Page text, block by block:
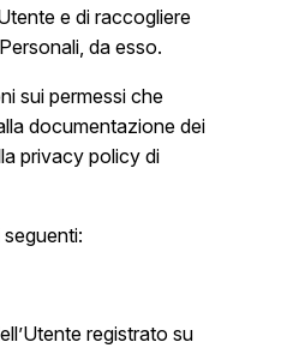
e di raccogliere
da esso.
sui permessi che
documentazione dei
privacy policy di
registrato su